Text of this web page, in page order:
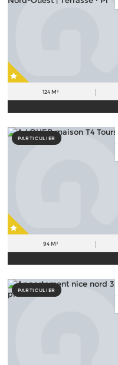
124 M²
PARTICULIER
94 M²
PARTICULIER